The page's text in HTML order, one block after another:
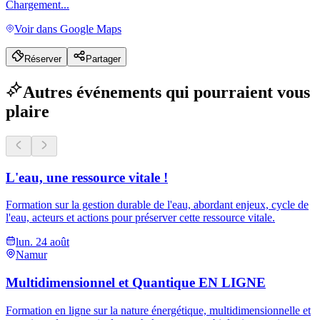
Chargement...
Voir dans Google Maps
Réserver Partager
Autres événements qui pourraient vous
plaire
L'eau, une ressource vitale !
Formation sur la gestion durable de l'eau, abordant enjeux, cycle de
l'eau, acteurs et actions pour préserver cette ressource vitale.
lun. 24 août
Namur
Multidimensionnel et Quantique EN LIGNE
Formation en ligne sur la nature énergétique, multidimensionnelle et